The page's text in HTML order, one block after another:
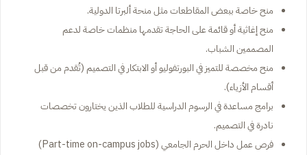
منح خاصة ببعض المقاطعات مثل منحة ألبرتا الدولية.
منح إغاثية أو قائمة على الحاجة تقدمها منظمات خاصة لدعم
المصممين الشباب.
منح مخصصة للتميز في البورتفوليو أو الابتكار في التصميم (تُقدم من قبل
أقسام الأزياء).
برامج مساعدة في الرسوم الدراسية للطلاب الذين يختارون تخصصات
نادرة في التصميم.
فرص عمل داخل الحرم الجامعي (Part-time on-campus jobs)